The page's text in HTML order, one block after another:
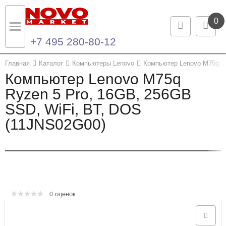
0
+7 495 280-80-12
Главная Каталог Компьютеры Lenovo Компьютер Lenovo M75q
Компьютер Lenovo M75q
Ryzen 5 Pro, 16GB, 256GB
SSD, WiFi, BT, DOS
(11JNS02G00)
0 оценок
Назад
Каталог продукции
Ноутбуки и ультрабуки
Компьютеры
Опции и комплектующие
Назад
Контакты
Контактная информация